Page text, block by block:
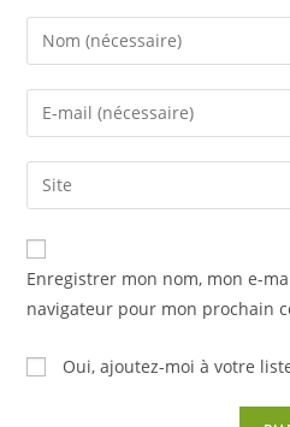
Enter
your
name
comment
Enter
your
email
address
comment
Saisir
l’URL
de
votre
(facultatif)
Enregistrer mon nom, mon e-
navigateur pour mon prochain
Oui, ajoutez-moi à votre